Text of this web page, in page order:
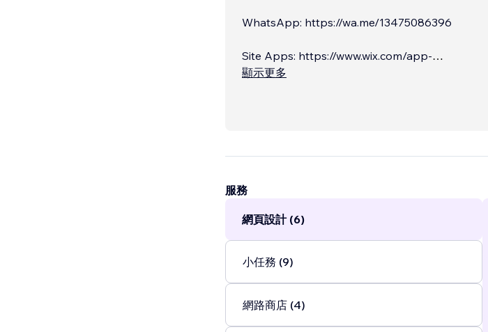
WhatsApp: https://wa.me/13475086396
Site Apps: https://www.wix.com/app-
market/developer/certified-code
顯示更多
服務
網頁設計 (6)
小任務 (9)
網路商店 (4)